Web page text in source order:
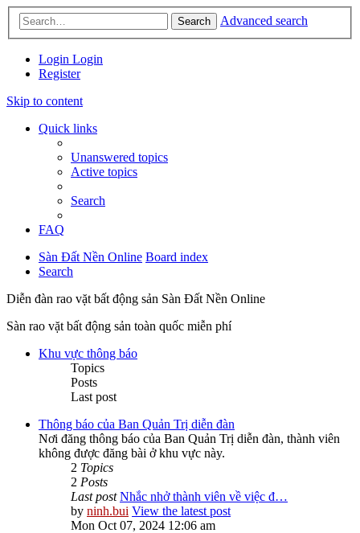
Search Advanced search
Login Login
Register
Skip to content
Quick links
Unanswered topics
Active topics
Search
FAQ
Sàn Đất Nền Online Board index
Search
Diễn đàn rao vặt bất động sản Sàn Đất Nền Online
Sàn rao vặt bất động sản toàn quốc miễn phí
Khu vực thông báo
Topics
Posts
Last post
Thông báo của Ban Quản Trị diễn đàn
Nơi đăng thông báo của Ban Quản Trị diễn đàn, thành viên
không được đăng bài ở khu vực này.
2 Topics
2 Posts
Last post Nhắc nhở thành viên về việc đ…
by ninh.bui View the latest post
Mon Oct 07, 2024 12:06 am